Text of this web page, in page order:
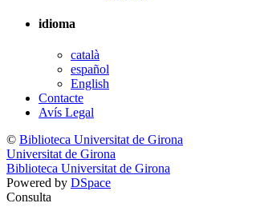
idioma
català
español
English
Contacte
Avís Legal
© Biblioteca Universitat de Girona
Universitat de Girona
Biblioteca Universitat de Girona
Powered by DSpace
Consulta